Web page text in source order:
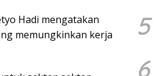
Hadi mengatakan
memungkinkan kerja
5
6